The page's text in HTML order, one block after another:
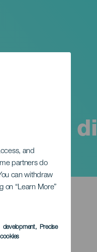
and
partners do
can withdraw
on “Learn More”
development, Precise
di